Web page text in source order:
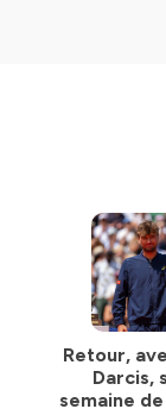
Retour,
Darcis,
semaine de